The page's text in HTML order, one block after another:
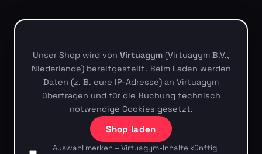
Unser Shop wird von Virtuagym (Virtuagym B.V.,
Niederlande) bereitgestellt. Beim Laden werden
Daten (z. B. eure IP-Adresse) an Virtuagym
übertragen und für die Buchung technisch
notwendige Cookies gesetzt.
Shop laden
Auswahl merken – Virtuagym-Inhalte künftig